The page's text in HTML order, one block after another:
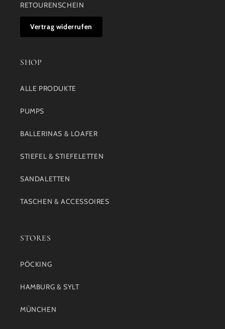
RETOURENSCHEIN
Vertrag widerrufen
SHOP
ALLE PRODUKTE
PUMPS
BALLERINAS & LOAFER
STIEFEL & STIEFELETTEN
SANDALETTEN
TASCHEN & ACCESSOIRES
STORES
PÖCKING
HAMBURG & SYLT
MÜNCHEN